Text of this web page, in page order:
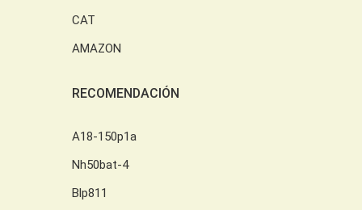
CAT
AMAZON
RECOMENDACIÓN
A18-150p1a
Nh50bat-4
Blp811